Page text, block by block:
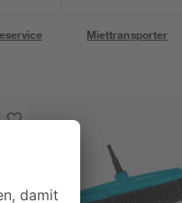
Miettransporter